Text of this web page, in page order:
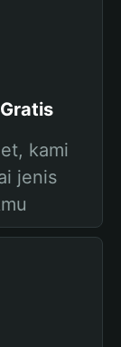
kami
jenis